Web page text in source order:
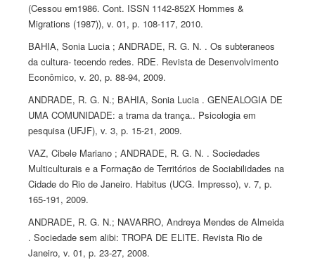
(Cessou em1986. Cont. ISSN 1142-852X Hommes &
Migrations (1987)), v. 01, p. 108-117, 2010.
BAHIA, Sonia Lucia ; ANDRADE, R. G. N. . Os subteraneos
da cultura- tecendo redes. RDE. Revista de Desenvolvimento
Econômico, v. 20, p. 88-94, 2009.
ANDRADE, R. G. N.; BAHIA, Sonia Lucia . GENEALOGIA DE
UMA COMUNIDADE: a trama da trança.. Psicologia em
pesquisa (UFJF), v. 3, p. 15-21, 2009.
VAZ, Cibele Mariano ; ANDRADE, R. G. N. . Sociedades
Multiculturais e a Formação de Territórios de Sociabilidades na
Cidade do Rio de Janeiro. Habitus (UCG. Impresso), v. 7, p.
165-191, 2009.
ANDRADE, R. G. N.; NAVARRO, Andreya Mendes de Almeida
. Sociedade sem alibi: TROPA DE ELITE. Revista Rio de
Janeiro, v. 01, p. 23-27, 2008.